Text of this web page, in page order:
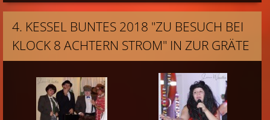
4. KESSEL BUNTES 2018 "ZU BESUCH BEI
KLOCK 8 ACHTERN STROM" IN ZUR GRÄTE